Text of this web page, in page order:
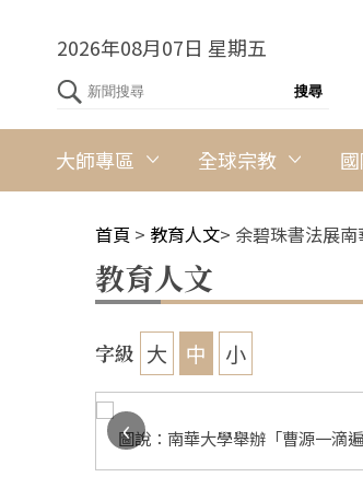
2026年08月07日 星期五
大師專區 全球宗教
首頁 > 教育人文> 余碧珠書法展
教育人文
字級 大 中 小
圖說：南華大學舉辦「曹源一滴
‹